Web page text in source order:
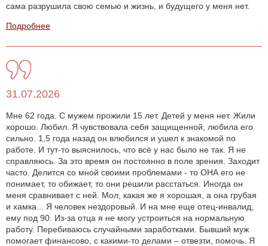
сама разрушила свою семью и жизнь, и будущего у меня нет.
Подробнее
31.07.2026
Мне 62 года. С мужем прожили 15 лет. Детей у меня нет. Жили
хорошо. Любил. Я чувствовала себя защищенной, любила его
сильно. 1,5 года назад он влюбился и ушел к знакомой по
работе. И тут-то выяснилось, что всё у нас было не так. Я не
справляюсь. За это время он постоянно в поле зрения. Заходит
часто. Делится со мной своими проблемами - то ОНА его не
понимает, то обижает, то они решили расстаться. Иногда он
меня сравнивает с ней. Мол, какая же я хорошая, а она грубая
и хамка... Я человек нездоровый. И на мне еще отец-инвалид,
ему под 90. Из-за отца я не могу устроиться на нормальную
работу. Перебиваюсь случайными заработками. Бывший муж
помогает финансово, с какими-то делами – отвезти, помочь. Я